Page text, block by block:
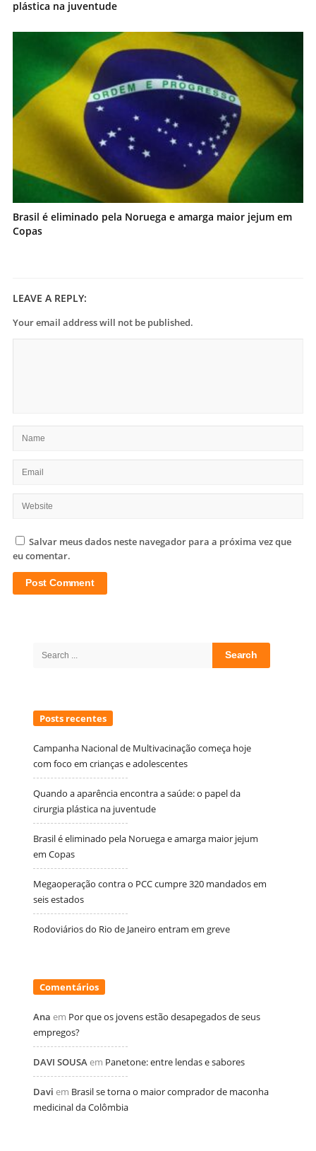
plástica na juventude
Brasil é eliminado pela Noruega e amarga maior jejum em
Copas
LEAVE A REPLY:
Your email address will not be published.
Salvar meus dados neste navegador para a próxima vez que
eu comentar.
Search
Posts recentes
Campanha Nacional de Multivacinação começa hoje
com foco em crianças e adolescentes
Quando a aparência encontra a saúde: o papel da
cirurgia plástica na juventude
Brasil é eliminado pela Noruega e amarga maior jejum
em Copas
Megaoperação contra o PCC cumpre 320 mandados em
seis estados
Rodoviários do Rio de Janeiro entram em greve
Comentários
Ana em Por que os jovens estão desapegados de seus
empregos?
DAVI SOUSAem Panetone: entre lendas e sabores
Davi em Brasil se torna o maior comprador de maconha
medicinal da Colômbia